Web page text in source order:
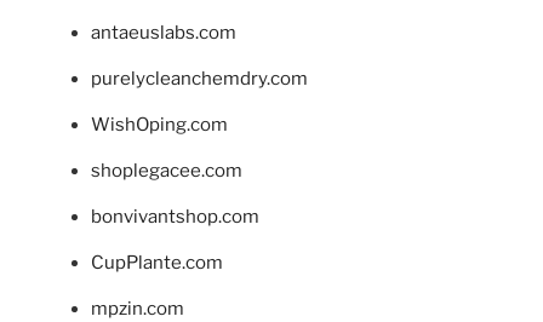
antaeuslabs.com
purelycleanchemdry.com
WishOping.com
shoplegacee.com
bonvivantshop.com
CupPlante.com
mpzin.com